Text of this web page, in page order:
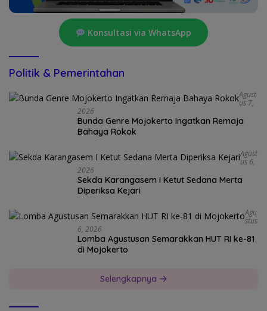
Konsultasi via WhatsApp
Politik & Pemerintahan
Agust
Us 7,
2026
Bunda Genre Mojokerto Ingatkan Remaja
Bahaya Rokok
Agust
Us 6,
2026
Sekda Karangasem I Ketut Sedana Merta
Diperiksa Kejari
Agu
Stus
6, 2026
Lomba Agustusan Semarakkan HUT RI ke-81
di Mojokerto
Selengkapnya